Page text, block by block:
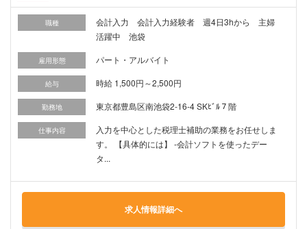
職種
会計入力 会計入力経験者 週4日3hから 主婦
活躍中 池袋
雇用形態 パート・アルバイト
給与 時給 1,500円～2,500円
勤務地 東京都豊島区南池袋2-16-4 SKﾋﾞﾙ７階
仕事内容
入力を中心とした税理士補助の業務をお任せしま
す。 【具体的には】 -会計ソフトを使ったデー
タ...
求人情報詳細へ